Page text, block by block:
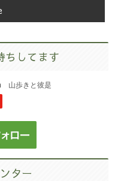
ちしてます
ター